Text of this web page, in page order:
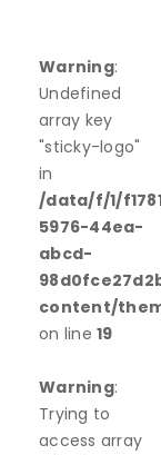
Warning:
Undefined
array key
"sticky-logo"
in
/data/f/1/
5976-44ea-
abcd-
content/
on line 19
Warning:
Trying to
access array